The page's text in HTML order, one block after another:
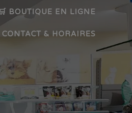
🛒 BOUTIQUE EN LIGNE
CONTACT & HORAIRES